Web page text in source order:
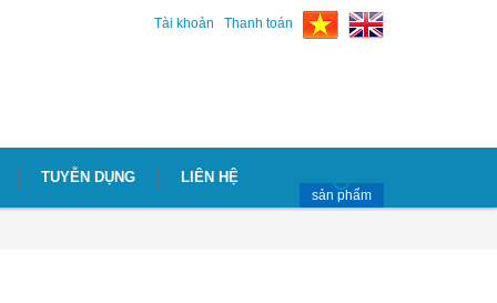
Tài khoản Thanh toán
TUYỄN DỤNG LIÊN HỆ
sản phẩm